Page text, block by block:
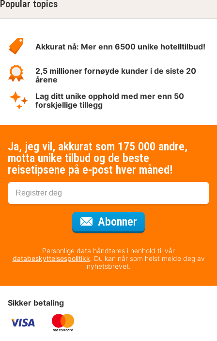
Popular topics
Hotelspecials
Akkurat nå: Mer enn 6500 unike hotelltilbud!
2,5 millioner fornøyde kunder i de siste 20
årene
Lag ditt unike opphold med mer enn 50
forskjellige tillegg
Ja, jeg vil, akkurat som 175 000 andre,
motta unike tilbud og de beste
reisetipsene på e-post hver måned!
Abonner
Personlige data håndteres i henhold til vår
databeskyttelsespolitikk. Du kan når som helst melde deg av
nyhetsbrevet.
Sikker betaling